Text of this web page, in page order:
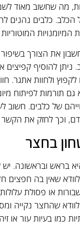
מה שחשוב מאוד
הכלב. כלבים נהנים
המיומנויות
את הצורך בשיפור
להוסיף קפיצים
ולחוות אתגר.
תורמות לפיתוח
של כלבים. חשוב
וכך לחזק את הקשר
בחצר
בראש ובראשונה. יש
שאין בה חפצים
או פסולת
שהחצר נקייה
כמו בעיות עור או